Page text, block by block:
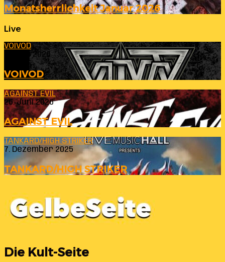
Monatsherrlichkeit Januar 2026
Live
VOIVOD
23. Juli 2026
VOIVOD
AGAINST EVIL
26. Juni 2026
AGAINST EVIL
TANKARD/HIGH STRIKER
7. Dezember 2025
TANKARD/HIGH STRIKER
Die Kult-Seite